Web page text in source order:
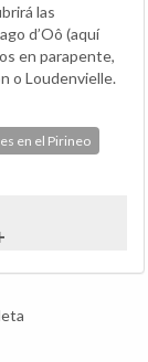
las
d’Oô (aquí
en parapente,
o Loudenvielle.
en el Pirineo